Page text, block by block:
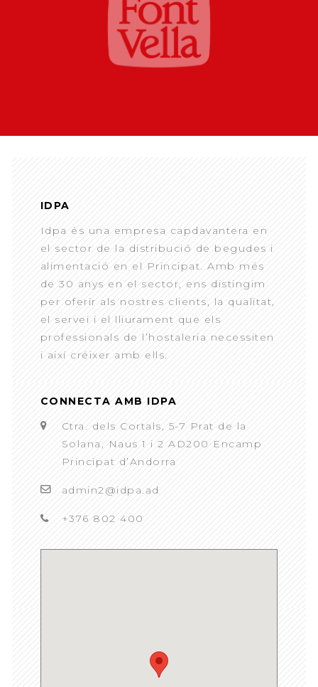
IDPA
Idpa és una empresa capdavantera en
el sector de la distribució de begudes i
alimentació en el Principat. Amb més
de 30 anys en el sector, ens distingim
per oferir als nostres clients, la qualitat,
el servei i el lliurament que els
professionals de l’hostaleria necessiten
i així créixer amb ells.
CONNECTA AMB IDPA
Ctra. dels Cortals, 5-7 Prat de la
Solana, Naus 1 i 2 AD200 Encamp
Principat d’Andorra
admin2@idpa.ad
+376 802 400